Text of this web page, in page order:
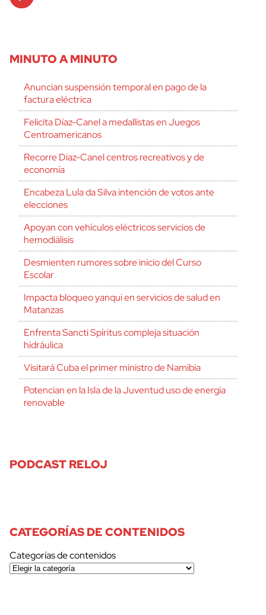
MINUTO A MINUTO
Anuncian suspensión temporal en pago de la
factura eléctrica
Felicita Díaz-Canel a medallistas en Juegos
Centroamericanos
Recorre Díaz-Canel centros recreativos y de
economía
Encabeza Lula da Silva intención de votos ante
elecciones
Apoyan con vehículos eléctricos servicios de
hemodiálisis
Desmienten rumores sobre inicio del Curso
Escolar
Impacta bloqueo yanqui en servicios de salud en
Matanzas
Enfrenta Sancti Spíritus compleja situación
hidráulica
Visitará Cuba el primer ministro de Namibia
Potencian en la Isla de la Juventud uso de energía
renovable
PODCAST RELOJ
CATEGORÍAS DE CONTENIDOS
Categorías de contenidos